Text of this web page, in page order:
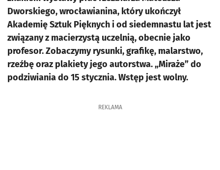
Dworskiego, wrocławianina, który ukończył
Akademię Sztuk Pięknych i od siedemnastu lat jest
związany z macierzystą uczelnią, obecnie jako
profesor. Zobaczymy rysunki, grafikę, malarstwo,
rzeźbę oraz plakiety jego autorstwa. „Miraże” do
podziwiania do 15 stycznia. Wstęp jest wolny.
REKLAMA